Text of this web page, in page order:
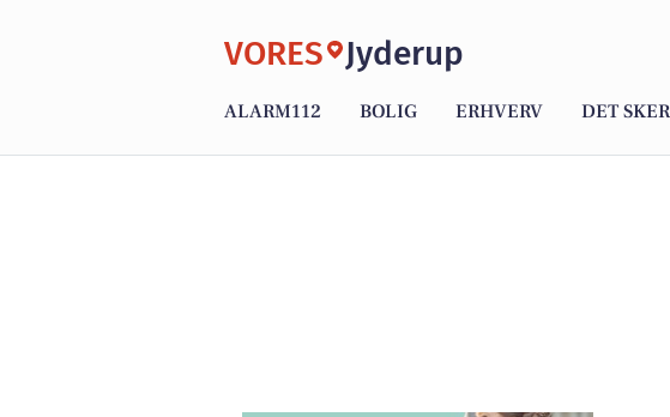
VORES Jyderup
ALARM112 BOLIG ERHVERV DET SKER